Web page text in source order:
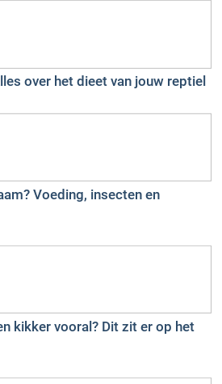
over het dieet van jouw reptiel
Voeding, insecten en
kikker vooral? Dit zit er op het